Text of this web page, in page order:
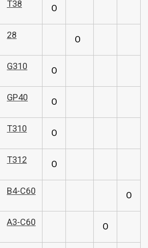
T38 O
28 O
G310 O
GP40 O
T310 O
T312 O
B4-C60 O
A3-C60 O